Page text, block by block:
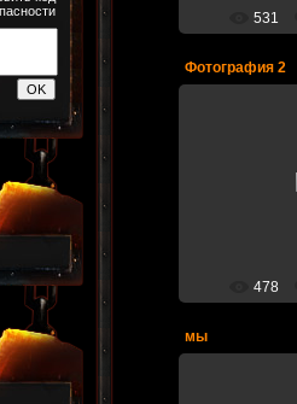
531
Фотография 2
478
мы